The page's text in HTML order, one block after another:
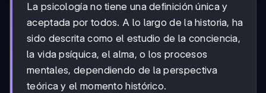
La psicología no tiene una definición única y
aceptada por todos. A lo largo de la historia, ha
sido descrita como el estudio de la conciencia,
la vida psíquica, el alma, o los procesos
mentales, dependiendo de la perspectiva
teórica y el momento histórico.